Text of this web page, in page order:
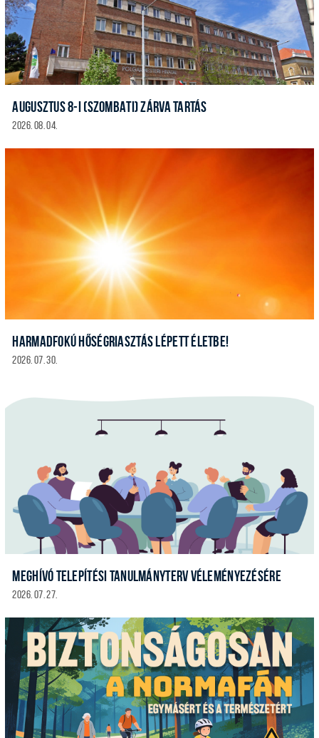
AUGUSZTUS 8-I (SZOMBATI) ZÁRVA TARTÁS
2026. 08. 04.
HARMADFOKÚ HŐSÉGRIASZTÁS LÉPETT ÉLETBE!
2026. 07. 30.
MEGHÍVÓ TELEPÍTÉSI TANULMÁNYTERV VÉLEMÉNYEZÉSÉRE
2026. 07. 27.